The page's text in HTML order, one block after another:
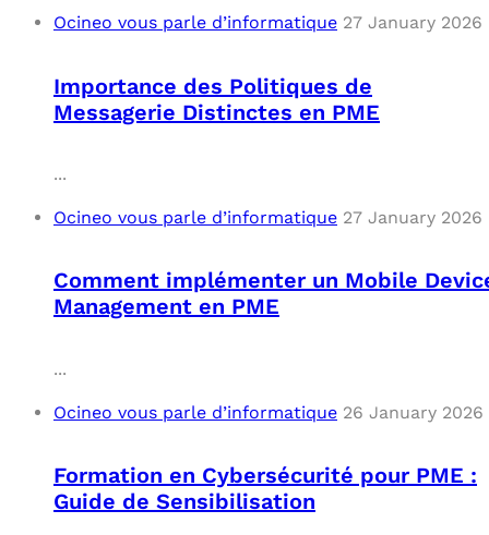
Ocineo vous parle d’informatique 27 January 2026
Importance des Politiques de
Messagerie Distinctes en PME
...
Ocineo vous parle d’informatique 27 January 2026
Comment implémenter un Mobile
Management en PME
...
Ocineo vous parle d’informatique 26 January 2026
Formation en Cybersécurité pour PME :
Guide de Sensibilisation